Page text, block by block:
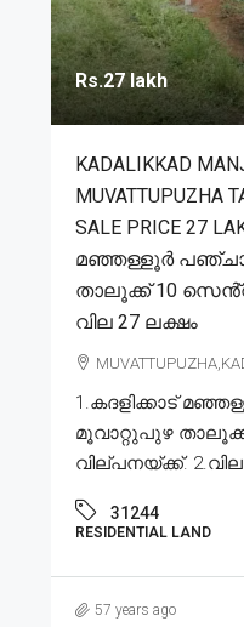
Rs.27 lakh
KADALIKKAD
MUVATTUPUZHA
SALE PRICE 27
മഞ്ഞള്ളൂർ
താലൂക്ക് 10
വില 27 ലക്ഷം
1.കദളിക്കാട്
മൂവാറ്റുപുഴ
വില്പനയ്ക്ക്. 2.വില
31244
RESIDENTIAL LAND
57 years ago